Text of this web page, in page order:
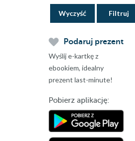
Wyczyść
Podaruj prezent
Wyślij e-kartkę z
ebookiem, idealny
prezent last-minute!
Pobierz aplikację: